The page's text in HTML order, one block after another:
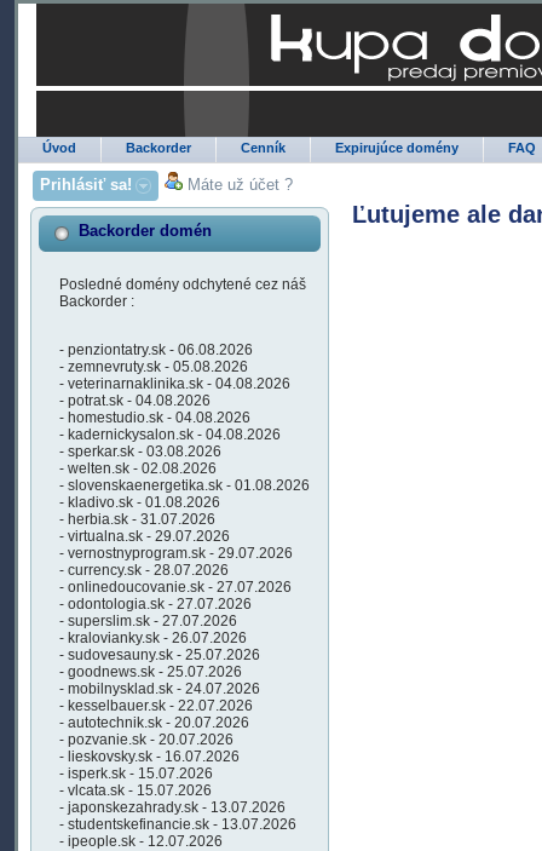
Úvod Backorder Cenník Expirujúce domény FAQ
Prihlásiť sa! Máte už účet ?
Backorder domén
Posledné domény odchytené cez náš
Backorder :
- penziontatry.sk - 06.08.2026
- zemnevruty.sk - 05.08.2026
- veterinarnaklinika.sk - 04.08.2026
- potrat.sk - 04.08.2026
- homestudio.sk - 04.08.2026
- kadernickysalon.sk - 04.08.2026
- sperkar.sk - 03.08.2026
- welten.sk - 02.08.2026
- slovenskaenergetika.sk - 01.08.2026
- kladivo.sk - 01.08.2026
- herbia.sk - 31.07.2026
- virtualna.sk - 29.07.2026
- vernostnyprogram.sk - 29.07.2026
- currency.sk - 28.07.2026
- onlinedoucovanie.sk - 27.07.2026
- odontologia.sk - 27.07.2026
- superslim.sk - 27.07.2026
- kralovianky.sk - 26.07.2026
- sudovesauny.sk - 25.07.2026
- goodnews.sk - 25.07.2026
- mobilnysklad.sk - 24.07.2026
- kesselbauer.sk - 22.07.2026
- autotechnik.sk - 20.07.2026
- pozvanie.sk - 20.07.2026
- lieskovsky.sk - 16.07.2026
- isperk.sk - 15.07.2026
- vlcata.sk - 15.07.2026
- japonskezahrady.sk - 13.07.2026
- studentskefinancie.sk - 13.07.2026
- ipeople.sk - 12.07.2026
Ľutujeme ale